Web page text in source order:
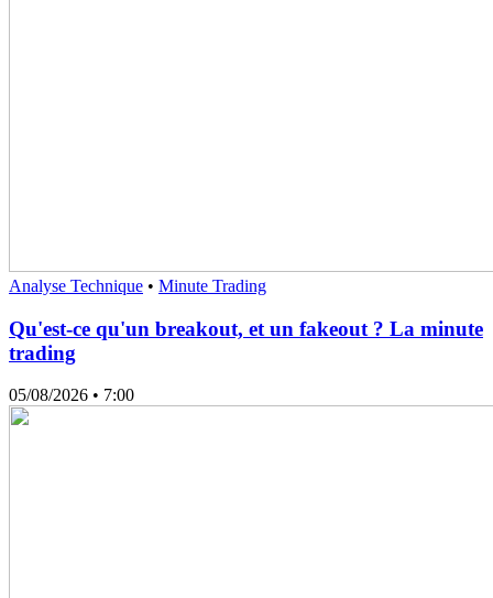
Analyse Technique • Minute Trading
Qu'est-ce qu'un breakout, et un fakeout ? La minute
trading
05/08/2026 • 7:00